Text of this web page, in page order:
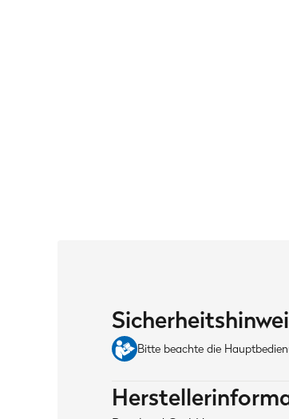
Bitte beachte die